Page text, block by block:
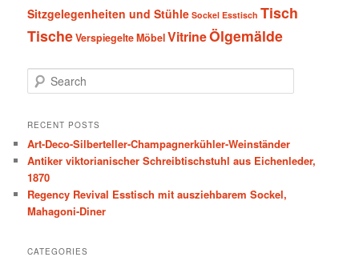
Sitzgelegenheiten und Stühle Sockel Esstisch Tisch
TischeVerspiegelte MöbelVitrineÖlgemälde
e
r
h
RECENT POSTS
Art-Deco-Silberteller-Champagnerkühler-Weinständer
Antiker viktorianischer Schreibtischstuhl aus Eichenleder,
1870
Regency Revival Esstisch mit ausziehbarem Sockel,
Mahagoni-Diner
CATEGORIES